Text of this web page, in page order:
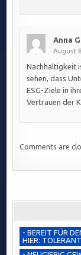
Anna G.
August
Nachhaltigkeit
sehen, dass
ESG-Ziele in
Vertrauen der
Comments are
- BEREIT FÜR
HIER: